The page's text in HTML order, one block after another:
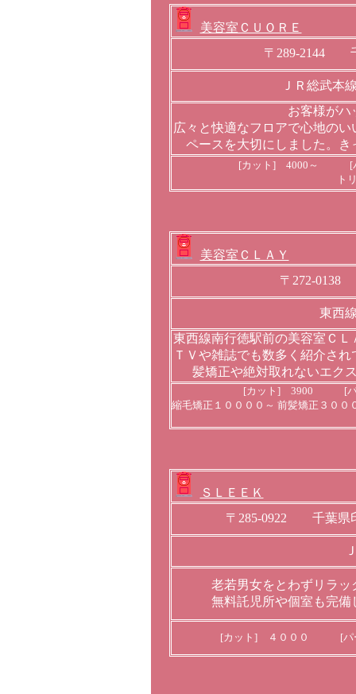
美容室ＣＵＯＲＥ
〒289-2144
ＪＲ総武本
お客様がハ
広々と快適なフロアで心地の
ペースを大切にしました。
[カット] 4000～ [
ト
美容室ＣＬＡＹ
〒272-0138
東西
東西線南行徳駅前の美容室Ｃ
ＴＶや雑誌でも数多く紹介さ
髪矯正や絶対取れないエク
[カット] 3900 [パ
縮毛矯正１００００～ 前髪矯正３０
ＳＬＥＥＫ
〒285-0922 千葉県
老若男女をとわずリラ
無料託児所や個室も完
[カット] ４０００ [パ